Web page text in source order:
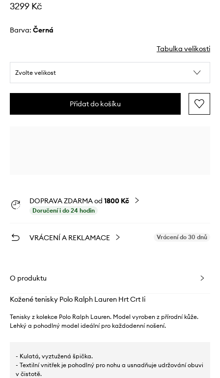
3299 Kč
Barva: černá
Tabulka velikosti
Zvolte velikost
Přidat do košíku
DOPRAVA ZDARMA od 1800 Kč
Doručení i do 24 hodin
VRÁCENÍ A REKLAMACE Vrácení do 30 dnů
O produktu
Kožené tenisky Polo Ralph Lauren Hrt Crt Ii
Tenisky z kolekce Polo Ralph Lauren. Model vyroben z přírodní kůže.
Lehký a pohodlný model ideální pro každodenní nošení.
- Kulatá, vyztužená špička.
- Textilní vnitřek je pohodlný pro nohu a usnadňuje udržování obuvi
v čistotě.